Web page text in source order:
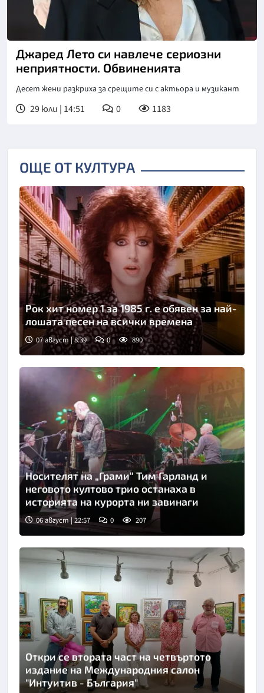
Джаред Лето си навлече сериозни
неприятности. Обвиненията
Десет жени разкриха за срещите си с актьора и музикант
29 юли | 14:51 0 1183
ОЩЕ ОТ КУЛТУРА
Рок хит номер 1 за 1985 г. е обявен за най-
лошата песен на всички времена
07 август | 8:39 0 890
Носителят на „Грами“ Тим Гарланд и
неговото култово трио останаха в
историята на курорта ни завинаги
06 август | 22:57 0 207
Откри се втората част на четвъртото
издание на Международния салон
"Интуитив - България"